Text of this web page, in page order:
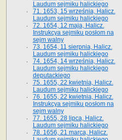
Laudum sejmiku halickiego
71. 1653, 15 września, Halicz.
Laudum sejmiku halickiego
72. 1654, 12 maja, Halicz.
Instrukcya sejmiku posłom na
sejm walny
73. 1654, 11 sierpnia, Halicz.
Laudum sejmiku halickiego
74. 1654, 14 września, Halicz.
Laudum sejmiku halickiego
deputackiego
75. 1655, 22 kwietnia, Halicz.
Laudum sejmiku halickiego
76. 1655, 22 kwietnia, Halicz.
Instrukcya sejmiku posłom na
sejm walny
77. 1655, 28 lipca, Halicz.
Laudum sejmiku halickiego
78. 1656, 21 marca, Halicz.